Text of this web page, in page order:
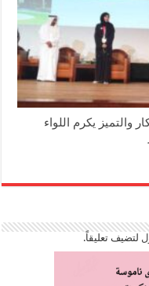
والتميز يكرم اللواء
لتضيف تعليقاً.